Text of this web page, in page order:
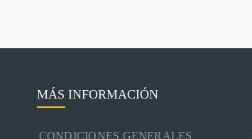
MÁS INFORMACIÓN
CONDICIONES GENERALES